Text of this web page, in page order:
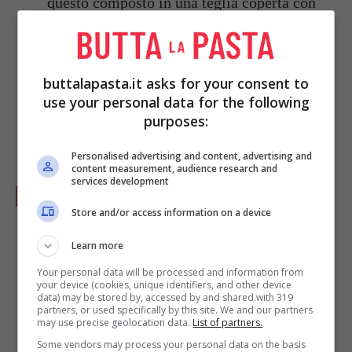
carta da forno e appiattite delicatamente con
la spatola per far raffreddare il tutto. Per
questo tipo di decorazioni abbiamo
raddoppiato le dosi solitamente necessarie
per la pasta di cereali.
iniziate a creare una semisfera più grande, il
volto di Mofy, e due più piccole che
rappresenteranno le orecchie. Su di un piano
di lavoro infarinato, stendete ilcioccolato
plasticobianco e ricoprite le semisfere
realizzare; utilizzando invece quello di
buttalapasta.it asks for your consent to
use your personal data for the following
purposes:
Personalised advertising and content, advertising and
content measurement, audience research and
services development
Store and/or access information on a device
Learn more
Your personal data will be processed and information from
your device (cookies, unique identifiers, and other device
data) may be stored by, accessed by and shared with 319
partners, or used specifically by this site. We and our partners
may use precise geolocation data. List of partners.
Some vendors may process your personal data on the basis